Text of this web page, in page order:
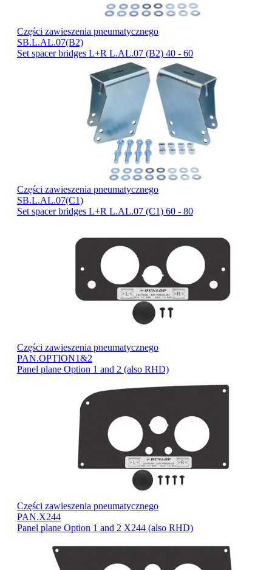
Części zawieszenia pneumatycznego
SB.L.AL.07(B2)
Set spacer bridges L+R L.AL.07 (B2) 40 - 60
Części zawieszenia pneumatycznego
SB.L.AL.07(C1)
Set spacer bridges L+R L.AL.07 (C1) 60 - 80
Części zawieszenia pneumatycznego
PAN.OPTION1&2
Panel plane Option 1 and 2 (also RHD)
Części zawieszenia pneumatycznego
PAN.X244
Panel plane Option 1 and 2 X244 (also RHD)